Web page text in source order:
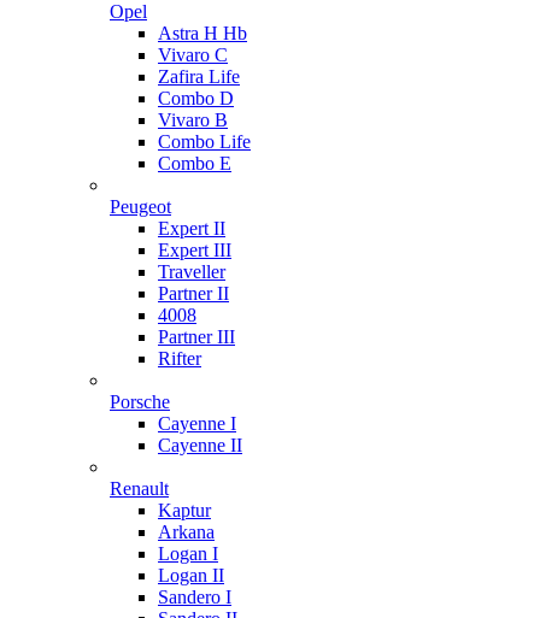
Opel
Astra H Hb
Vivaro C
Zafira Life
Combo D
Vivaro B
Combo Life
Combo E
Peugeot
Expert II
Expert III
Traveller
Partner II
4008
Partner III
Rifter
Porsche
Cayenne I
Cayenne II
Renault
Kaptur
Arkana
Logan I
Logan II
Sandero I